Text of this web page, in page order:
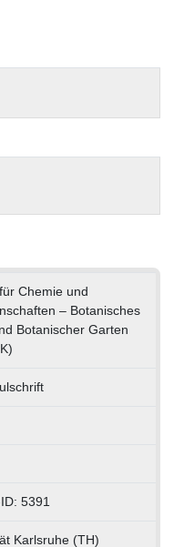
Chemie und
– Botanisches
Botanischer Garten
5391
Karlsruhe (TH)